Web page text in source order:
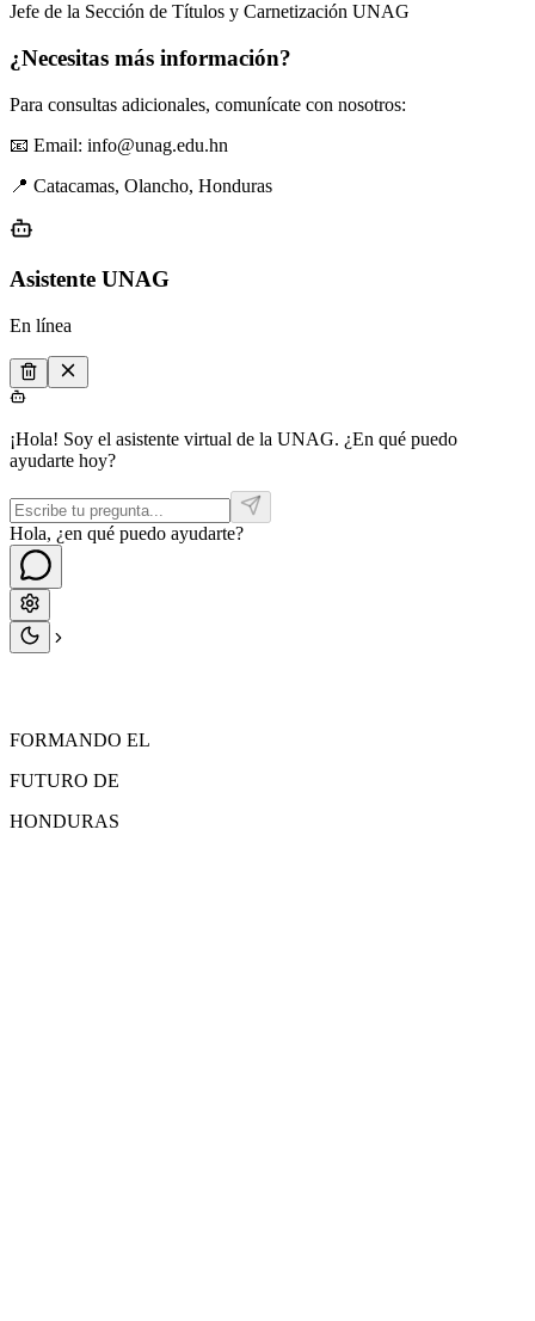
Jefe de la Sección de Títulos y Carnetización UNAG
¿Necesitas más información?
Para consultas adicionales, comunícate con nosotros:
📧 Email: info@unag.edu.hn
📍 Catacamas, Olancho, Honduras
Asistente UNAG
En línea
¡Hola! Soy el asistente virtual de la UNAG. ¿En qué puedo
ayudarte hoy?
Hola, ¿en qué puedo ayudarte?
FORMANDO EL
FUTURO DE
HONDURAS